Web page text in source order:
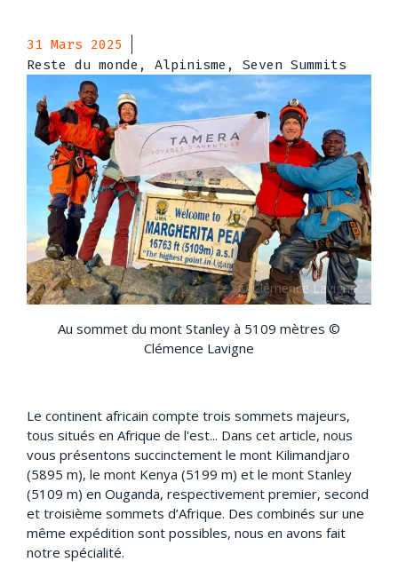
31 Mars 2025
Reste du monde, Alpinisme, Seven Summits
Au sommet du mont Stanley à 5109 mètres ©
Clémence Lavigne
Le continent africain compte trois sommets majeurs,
tous situés en Afrique de l'est... Dans cet article, nous
vous présentons succinctement le mont Kilimandjaro
(5895 m), le mont Kenya (5199 m) et le mont Stanley
(5109 m) en Ouganda, respectivement premier, second
et troisième sommets d’Afrique. Des combinés sur une
même expédition sont possibles, nous en avons fait
notre spécialité.